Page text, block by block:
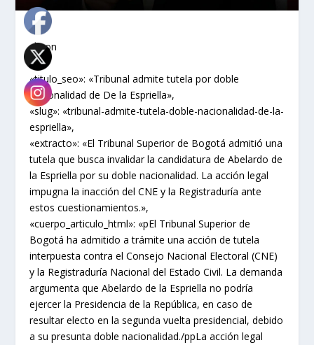
«`json
{
«titulo_seo»: «Tribunal admite tutela por doble
nacionalidad de De la Espriella»,
«slug»: «tribunal-admite-tutela-doble-nacionalidad-de-la-
espriella»,
«extracto»: «El Tribunal Superior de Bogotá admitió una
tutela que busca invalidar la candidatura de Abelardo de
la Espriella por su doble nacionalidad. La acción legal
impugna la inacción del CNE y la Registraduría ante
estos cuestionamientos.»,
«cuerpo_articulo_html»: «pEl Tribunal Superior de
Bogotá ha admitido a trámite una acción de tutela
interpuesta contra el Consejo Nacional Electoral (CNE)
y la Registraduría Nacional del Estado Civil. La demanda
argumenta que Abelardo de la Espriella no podría
ejercer la Presidencia de la República, en caso de
resultar electo en la segunda vuelta presidencial, debido
a su presunta doble nacionalidad./ppLa acción legal